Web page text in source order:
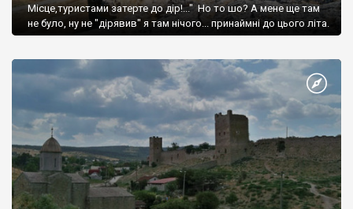
Місце,туристами затерте до дір!..." Но то шо? А мене ще там
не було, ну не "дірявив" я там нічого... принаймні до цього літа.